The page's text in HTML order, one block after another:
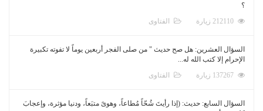
؟
الفتاوى
السؤال العشرين: هل صح حديث " من صلى الفجر أربعين يوماً لا تفوته تكبيرة
الإحرام إلا كتب الله له...
الفتاوى
السؤال السابع: حديث: (إذا رأيتَ شُحّاً مُطاعاً، وهوىً متبَعاً، ودنيا مؤثرة، وإعجابَ